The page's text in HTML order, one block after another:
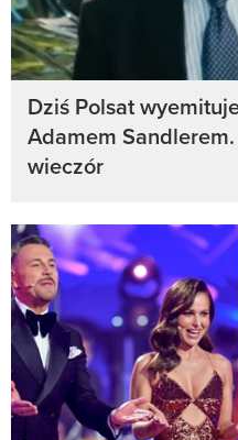
Dziś Polsat
Adamem
wieczór